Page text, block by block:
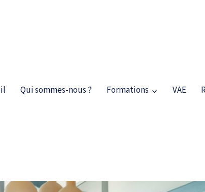
Qui sommes-nous ? Formations VAE
recherche action